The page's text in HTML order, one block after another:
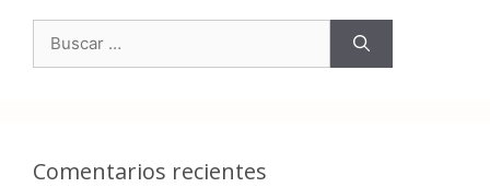
Comentarios recientes